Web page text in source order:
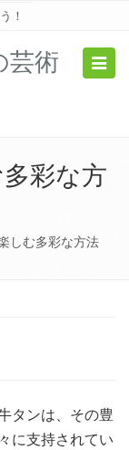
！
芸術
彩な方
しむ多彩な方法
タンは、その豊
に支持されてい